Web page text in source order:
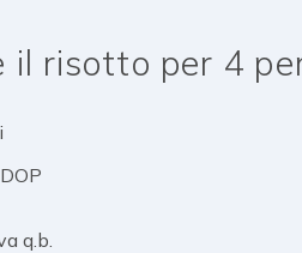
il risotto per 4
q.b.